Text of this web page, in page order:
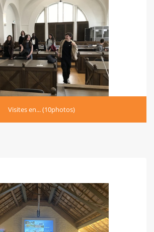
Visites en... (10photos)